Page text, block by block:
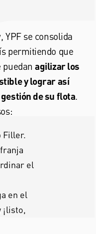
YPF se consolida
permitiendo que
puedanagilizar los
y lograr así
de su flota.
Filler.
el
en el
¡listo,